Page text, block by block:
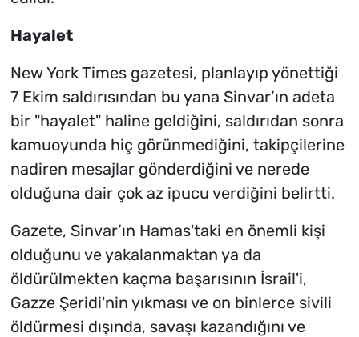
Hayalet
New York Times gazetesi, planlayıp yönettiği
7 Ekim saldırısından bu yana Sinvar’ın adeta
bir "hayalet" haline geldiğini, saldırıdan sonra
kamuoyunda hiç görünmediğini, takipçilerine
nadiren mesajlar gönderdiğini ve nerede
olduğuna dair çok az ipucu verdiğini belirtti.
Gazete, Sinvar’ın Hamas'taki en önemli kişi
olduğunu ve yakalanmaktan ya da
öldürülmekten kaçma başarısının İsrail'i,
Gazze Şeridi'nin yıkması ve on binlerce sivili
öldürmesi dışında, savaşı kazandığını ve